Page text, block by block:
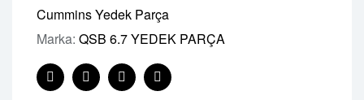
Cummins Yedek Parça
Marka: QSB 6.7 YEDEK PARÇA
FacebookTwitterLinkedinPinterest